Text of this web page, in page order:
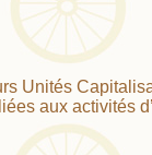
Unités
aux activités